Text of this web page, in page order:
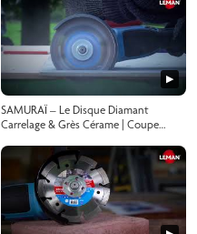
▶
SAMURAÏ – Le Disque Diamant
Carrelage & Grès Cérame | Coupe